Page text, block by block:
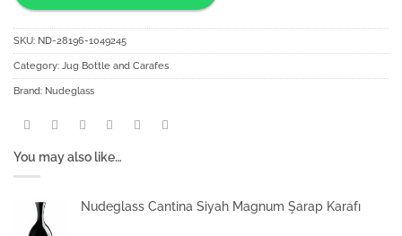
SKU: ND-28196-1049245
Category: Jug Bottle and Carafes
Brand: Nudeglass
You may also like…
Nudeglass Cantina Siyah Magnum Şarap Karafı